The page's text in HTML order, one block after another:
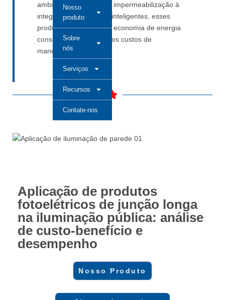
Nosso
produto
Sobre
nós
Serviços
Recursos
Contate-nos
ambientes urbanos. Da impermeabilização à
integração em cidades inteligentes, esses
produtos proporcionam economia de energia
consistente e reduzem os custos de
manutenção.
Aplicação de produtos
fotoelétricos de junção longa
na iluminação pública: análise
de custo-benefício e
desempenho
Nosso Produto